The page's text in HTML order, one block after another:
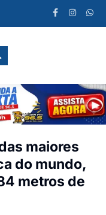
maiores
do mundo,
metros de